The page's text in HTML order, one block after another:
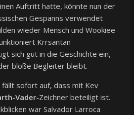
Auftritt hatte, könnte nun der
Gespanns verwendet
wieder Mensch und Wookiee
Krrsantan
sich gut in die Geschichte ein,
bloße Begleiter bleibt.
fällt sofort auf, dass mit Kev
Vader-Zeichner beteiligt ist.
war Salvador Larroca